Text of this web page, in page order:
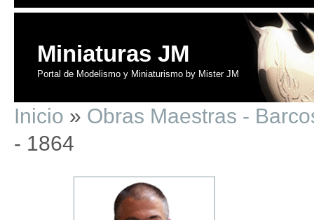
Miniaturas JM
Portal de Modelismo y Miniaturismo by Mister JM
Inicio » Obras Maestras -
- 1864